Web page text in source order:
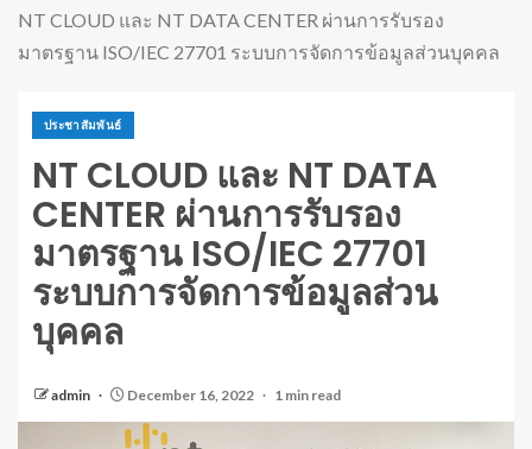
NT CLOUD และ NT DATA CENTER ผ่านการรับรอง
มาตรฐาน ISO/IEC 27701 ระบบการจัดการข้อมูลส่วนบุคคล
ประชาสัมพันธ์
NT CLOUD และ NT DATA
CENTER ผ่านการรับรอง
มาตรฐาน ISO/IEC 27701
ระบบการจัดการข้อมูลส่วน
บุคคล
admin December 16, 2022 1 min read